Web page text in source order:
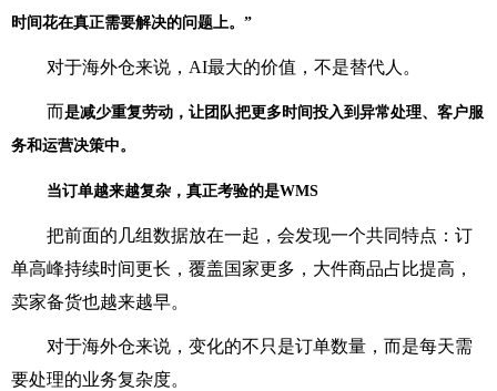
时间花在真正需要解决的问题上。”
对于海外仓来说，AI最大的价值，不是替代人。
而是减少重复劳动，让团队把更多时间投入到异常处理、客户服
务和运营决策中。
当订单越来越复杂，真正考验的是WMS
把前面的几组数据放在一起，会发现一个共同特点：订
单高峰持续时间更长，覆盖国家更多，大件商品占比提高，
卖家备货也越来越早。
对于海外仓来说，变化的不只是订单数量，而是每天需
要处理的业务复杂度。